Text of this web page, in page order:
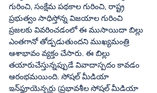
గురించి, సంక్షేమ పథకాల గురించి, రాష్ట్ర
ప్రభుత్వం సాధిస్తోన్న విజయాల గురించి
ప్రజలకు వివరించడంలో ఈ ముసాయిదా బిల్లు
ఎంతగానో తోడ్పడుతుందని ముఖ్యమంత్రి
ఆశాభావం వ్యక్తం చేసారు. ఈ బిల్లు
తయారుచేస్తున్నప్పుడే వివాదాస్పదం కావడం
ఆరంభమయింది. సోషల్‌ మీడియా
ఇన్‌ఫ్లూయెన్సర్లు (ప్రభావశీల సోషల్‌ మీడియా